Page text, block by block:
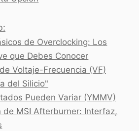
de Overclocking: Los
que Debes Conocer
Voltaje-Frecuencia (VF)
del Silicio"
Pueden Variar (YMMV)
de MSI Afterburner: Interfaz,